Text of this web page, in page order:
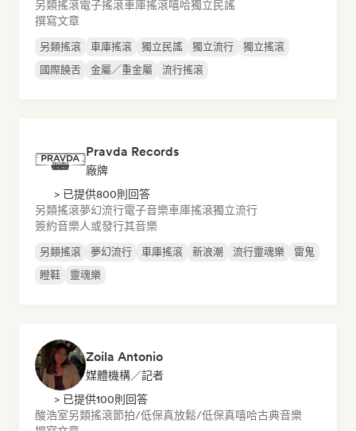
另類搖滾電子搖滾車庫搖滾嘻哈獨立民謠
撰寫文章
另類搖滾 車庫搖滾 獨立民謠 獨立流行
獨立搖滾
國際饒舌
金屬／重金屬 流行搖滾
Pravda Records
廠牌
> 已提供800則回答
另類搖滾夢幻流行電子音樂車庫搖滾獨立流行
簽約音樂人或發行其音樂
另類搖滾 夢幻流行 車庫搖滾 新浪潮 流行靈魂樂
雷鬼
瞪鞋
靈魂樂
Zoila Antonio
媒體機構／記者
> 已提供100則回答
酸浩室另類搖滾節拍/低保真放鬆/低保真嘻哈古典音樂